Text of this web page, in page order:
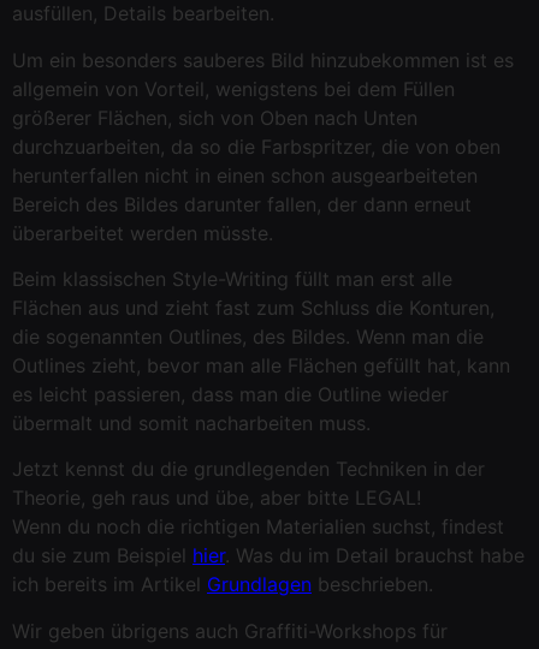
ausfüllen, Details bearbeiten.
Um ein besonders sauberes Bild hinzubekommen ist es
allgemein von Vorteil, wenigstens bei dem Füllen
größerer Flächen, sich von Oben nach Unten
durchzuarbeiten, da so die Farbspritzer, die von oben
herunterfallen nicht in einen schon ausgearbeiteten
Bereich des Bildes darunter fallen, der dann erneut
überarbeitet werden müsste.
Beim klassischen Style-Writing füllt man erst alle
Flächen aus und zieht fast zum Schluss die Konturen,
die sogenannten Outlines, des Bildes. Wenn man die
Outlines zieht, bevor man alle Flächen gefüllt hat, kann
es leicht passieren, dass man die Outline wieder
übermalt und somit nacharbeiten muss.
Jetzt kennst du die grundlegenden Techniken in der
Theorie, geh raus und übe, aber bitte LEGAL!
Wenn du noch die richtigen Materialien suchst, findest
du sie zum Beispiel hier. Was du im Detail brauchst habe
ich bereits im Artikel Grundlagen beschrieben.
Wir geben übrigens auch Graffiti-Workshops für